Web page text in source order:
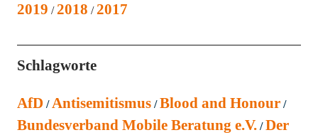
2019 2018 2017
Schlagworte
AfD Antisemitismus Blood and Honour
Bundesverband Mobile Beratung e.V. Der